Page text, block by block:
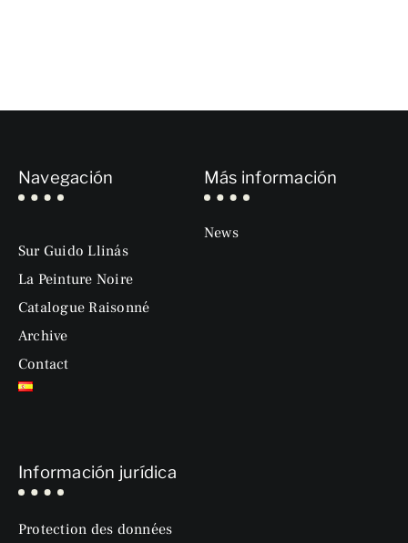
Navegación
Sur Guido Llinás
La Peinture Noire
Catalogue Raisonné
Archive
Contact
Más información
News
Información jurídica
Protection des données